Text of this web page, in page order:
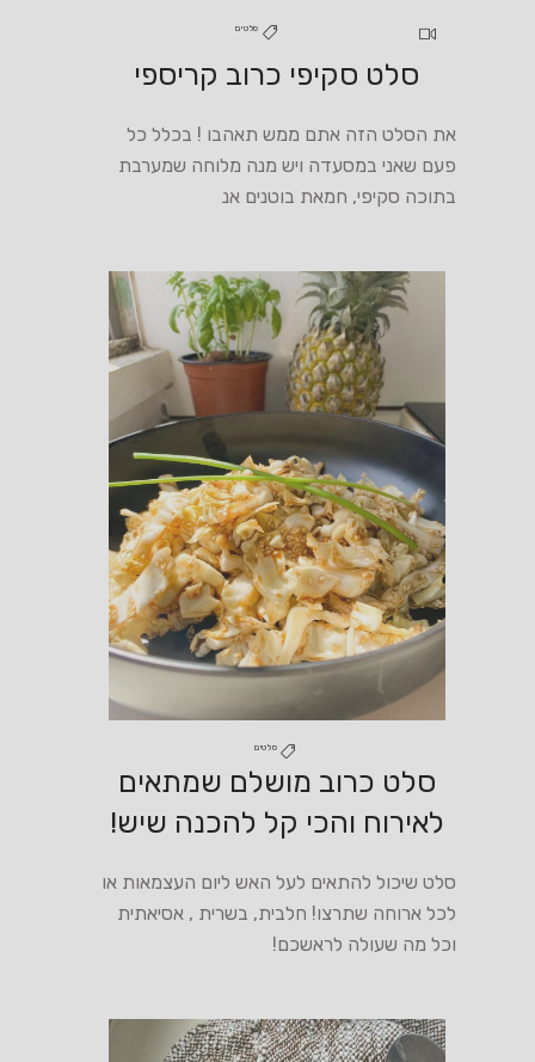
סלטים
סלט סקיפי כרוב קריספי
את הסלט הזה אתם ממש תאהבו ! בכלל כל
פעם שאני במסעדה ויש מנה מלוחה שמערבת
בתוכה סקיפי, חמאת בוטנים אנ
סלטים
סלט כרוב מושלם שמתאים
לאירוח והכי קל להכנה שיש!
סלט שיכול להתאים לעל האש ליום העצמאות או
לכל ארוחה שתרצו! חלבית, בשרית , אסיאתית
וכל מה שעולה לראשכם!